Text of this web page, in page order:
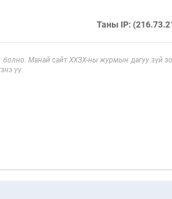
Таны IP:
Манай сайт ХХЗХ-ны журмын дагуу зүй
үү.